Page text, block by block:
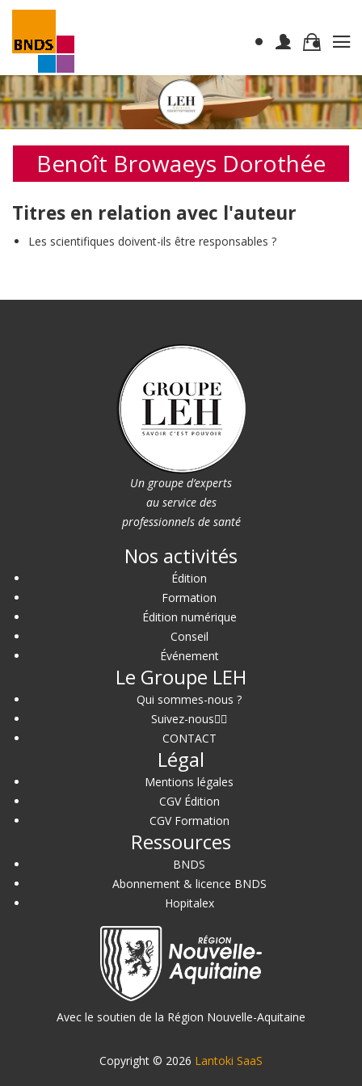
Benoît Browaeys Dorothée
Titres en relation avec l'auteur
Les scientifiques doivent-ils être responsables ?
Un groupe d’experts
au service des
professionnels de santé
Nos activités
Édition
Formation
Édition numérique
Conseil
Événement
Le Groupe LEH
Qui sommes-nous ?
Suivez-nous
CONTACT
Légal
Mentions légales
CGV Édition
CGV Formation
Ressources
BNDS
Abonnement & licence BNDS
Hopitalex
Avec le soutien de la Région Nouvelle-Aquitaine
Copyright © 2026 Lantoki SaaS